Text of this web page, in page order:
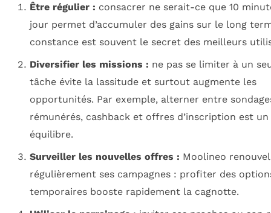
Être régulier : consacrer ne serait-ce que 10
jour permet d’accumuler des gains sur le long
constance est souvent le secret des meilleurs
Diversifier les missions : ne pas se limiter à un
tâche évite la lassitude et surtout augmente les
opportunités. Par exemple, alterner entre
rémunérés, cashback et offres d’inscription est
équilibre.
Surveiller les nouvelles offres : Moolineo
régulièrement ses campagnes : profiter des
temporaires booste rapidement la cagnotte.